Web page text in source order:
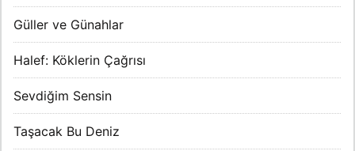
Güller ve Günahlar
Halef: Köklerin Çağrısı
Sevdiğim Sensin
Taşacak Bu Deniz